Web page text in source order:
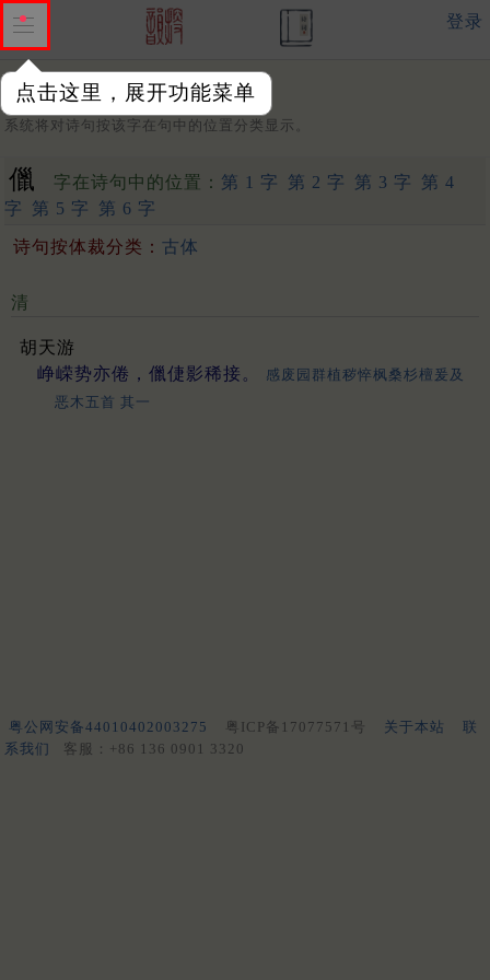
点击这里，展开功能菜单
登录
字：
系统将对诗句按该字在句中的位置分类显示。
儠 字在诗句中的位置： 第 1 字 第 2 字 第 3 字
第 4
字
第 5 字 第 6 字
诗句按体裁分类： 古体
清
胡天游
峥嵘势亦倦，儠倢影稀接。
感废园群植秽悴枫桑杉檀爰及
恶木五首 其一
粤公网安备44010402003275 粤ICP备17077571号 关于本站
联
系我们
客服：+86 136 0901 3320